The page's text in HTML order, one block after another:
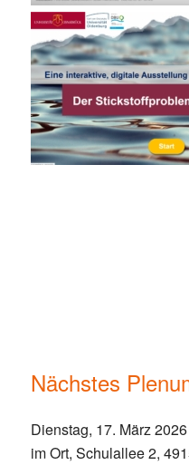
Nächstes
Dienstag, 17. März
im Ort, Schulallee 2,